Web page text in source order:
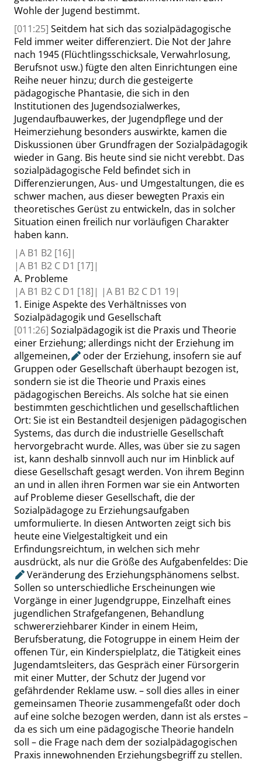
Wohle der Jugend bestimmt.
[011:25] Seitdem hat sich das sozialpädagogische
Feld immer weiter differenziert. Die Not der Jahre
nach 1945 (Flüchtlingsschicksale, Verwahrlosung,
Berufsnot usw.) fügte den alten Einrichtungen eine
Reihe neuer hinzu; durch die gesteigerte
pädagogische Phantasie, die sich in den
Institutionen des Jugendsozialwerkes,
Jugendaufbauwerkes, der Jugendpflege und der
Heimerziehung besonders auswirkte, kamen die
Diskussionen über Grundfragen der Sozialpädagogik
wieder in Gang. Bis heute sind sie nicht verebbt. Das
sozialpädagogische Feld befindet sich in
Differenzierungen, Aus- und Umgestaltungen, die es
schwer machen, aus dieser bewegten Praxis ein
theoretisches Gerüst zu entwickeln, das in solcher
Situation einen freilich nur vorläufigen Charakter
haben kann.
|A B1 B2 [16]|
|A B1 B2 C D1 [17]|
A. Probleme
|A B1 B2 C D1 [18]| |A B1 B2 C D1 19|
1. Einige Aspekte des Verhältnisses von
Sozialpädagogik und Gesellschaft
[011:26] Sozialpädagogik ist die Praxis und Theorie
einer Erziehung; allerdings nicht der Erziehung im
allgemeinen,
oder der Erziehung, insofern sie auf
Gruppen oder Gesellschaft überhaupt bezogen ist,
sondern sie ist die Theorie und Praxis eines
pädagogischen Bereichs. Als solche hat sie einen
bestimmten geschichtlichen und gesellschaftlichen
Ort: Sie ist ein Bestandteil desjenigen pädagogischen
Systems, das durch die industrielle Gesellschaft
hervorgebracht wurde. Alles, was über sie zu sagen
ist, kann deshalb sinnvoll auch nur im Hinblick auf
diese Gesellschaft gesagt werden. Von ihrem Beginn
an und in allen ihren Formen war sie ein Antworten
auf Probleme dieser Gesellschaft, die der
Sozialpädagoge zu Erziehungsaufgaben
umformulierte. In diesen Antworten zeigt sich bis
heute eine Vielgestaltigkeit und ein
Erfindungsreichtum, in welchen sich mehr
ausdrückt, als nur die Größe des Aufgabenfeldes: Die
Veränderung des Erziehungsphänomens selbst.
Sollen so unterschiedliche Erscheinungen wie
Vorgänge in einer Jugendgruppe, Einzelhaft eines
jugendlichen Strafgefangenen, Behandlung
schwererziehbarer Kinder in einem Heim,
Berufsberatung, die Fotogruppe in einem Heim der
offenen Tür, ein Kinderspielplatz, die Tätigkeit eines
Jugendamtsleiters, das Gespräch einer Fürsorgerin
mit einer Mutter, der Schutz der Jugend vor
gefährdender Reklame usw. – soll dies alles in einer
gemeinsamen Theorie zusammengefaßt oder doch
auf eine solche bezogen werden, dann ist als erstes –
da es sich um eine pädagogische Theorie handeln
soll – die Frage nach dem der sozialpädagogischen
Praxis innewohnenden Erziehungsbegriff zu stellen.